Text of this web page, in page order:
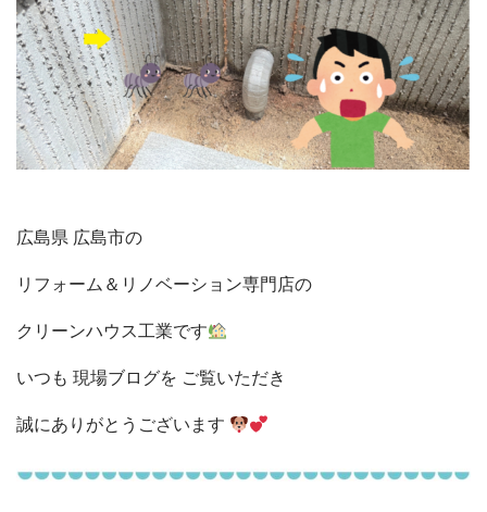
広島県 広島市の
リフォーム＆リノベーション専門店の
クリーンハウス工業です
いつも 現場ブログを ご覧いただき
誠にありがとうございます